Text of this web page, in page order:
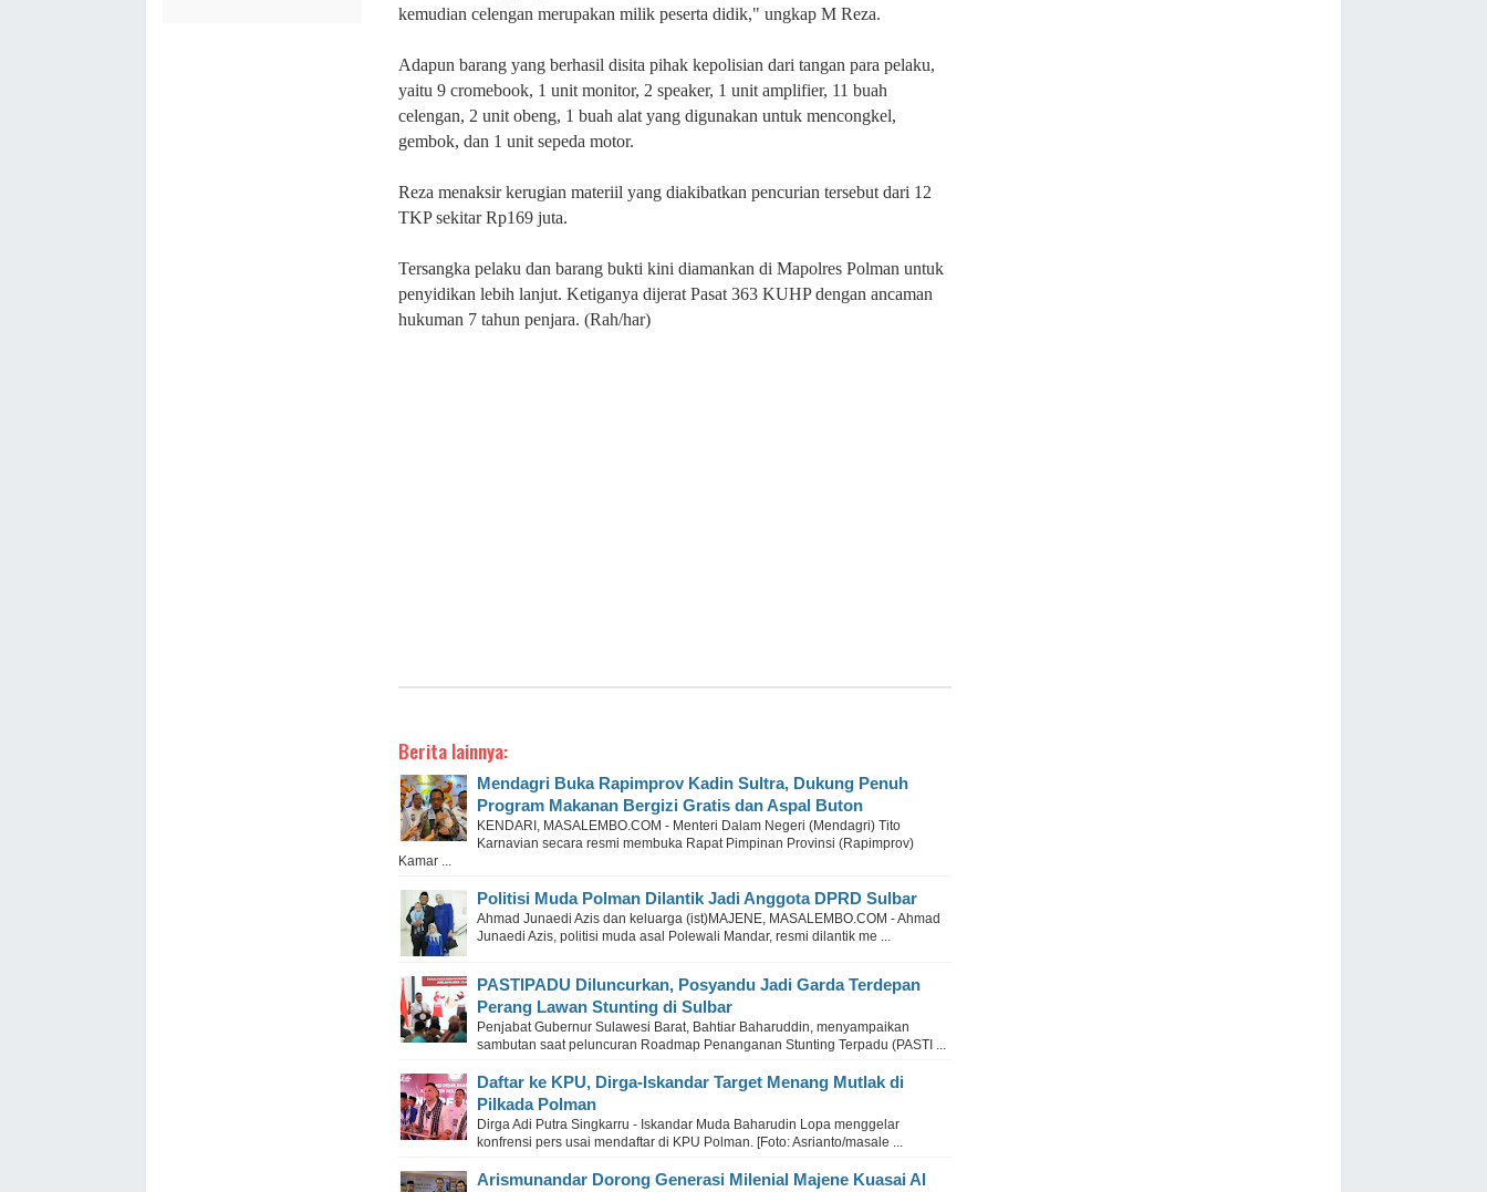
kemudian celengan merupakan milik peserta didik," ungkap M Reza.
Adapun barang yang berhasil disita pihak kepolisian dari tangan para pelaku,
yaitu 9 cromebook, 1 unit monitor, 2 speaker, 1 unit amplifier, 11 buah
celengan, 2 unit obeng, 1 buah alat yang digunakan untuk mencongkel,
gembok, dan 1 unit sepeda motor.
Reza menaksir kerugian materiil yang diakibatkan pencurian tersebut dari 12
TKP sekitar Rp169 juta.
Tersangka pelaku dan barang bukti kini diamankan di Mapolres Polman untuk
penyidikan lebih lanjut. Ketiganya dijerat Pasat 363 KUHP dengan ancaman
hukuman 7 tahun penjara. (Rah/har)
Berita lainnya:
Mendagri Buka Rapimprov Kadin Sultra, Dukung Penuh
Program Makanan Bergizi Gratis dan Aspal Buton
KENDARI, MASALEMBO.COM - Menteri Dalam Negeri (Mendagri) Tito
Karnavian secara resmi membuka Rapat Pimpinan Provinsi (Rapimprov)
Kamar ...
Politisi Muda Polman Dilantik Jadi Anggota DPRD Sulbar
Ahmad Junaedi Azis dan keluarga (ist)MAJENE, MASALEMBO.COM - Ahmad
Junaedi Azis, politisi muda asal Polewali Mandar, resmi dilantik me ...
PASTIPADU Diluncurkan, Posyandu Jadi Garda Terdepan
Perang Lawan Stunting di Sulbar
Penjabat Gubernur Sulawesi Barat, Bahtiar Baharuddin, menyampaikan
sambutan saat peluncuran Roadmap Penanganan Stunting Terpadu (PASTI ...
Daftar ke KPU, Dirga-Iskandar Target Menang Mutlak di
Pilkada Polman
Dirga Adi Putra Singkarru - Iskandar Muda Baharudin Lopa menggelar
konfrensi pers usai mendaftar di KPU Polman. [Foto: Asrianto/masale ...
Arismunandar Dorong Generasi Milenial Majene Kuasai AI